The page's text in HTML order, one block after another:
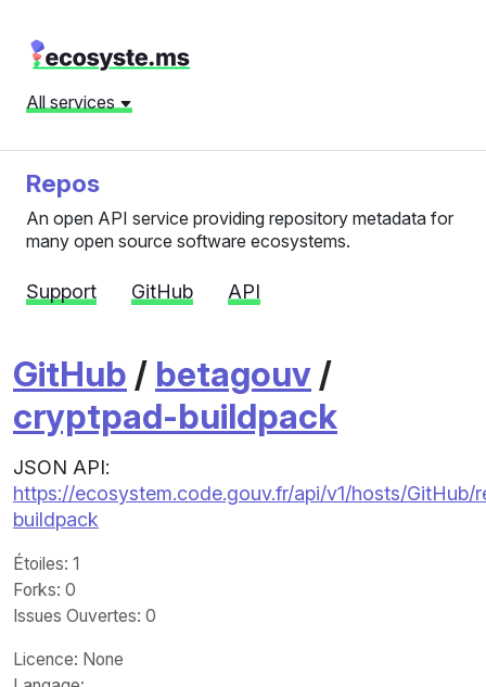
All services
Repos
An open API service providing repository metadata for
many open source software ecosystems.
Support GitHub API
GitHub / betagouv /
cryptpad-buildpack
JSON API:
https://ecosystem.code.gouv.fr/api/v1/hosts/
buildpack
Étoiles: 1
Forks: 0
Issues Ouvertes: 0
Licence: None